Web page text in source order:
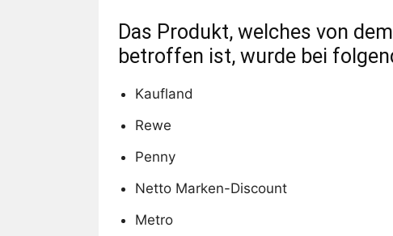
Das Produkt, welches von
betroffen ist, wurde bei
Kaufland
Rewe
Penny
Netto Marken-Discount
Metro